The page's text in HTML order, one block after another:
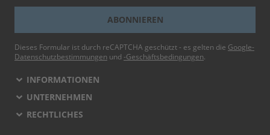
ABONNIEREN
Dieses Formular ist durch reCAPTCHA geschützt - es gelten die Google-
Datenschutzbestimmungen und -Geschäftsbedingungen.
INFORMATIONEN
UNTERNEHMEN
RECHTLICHES